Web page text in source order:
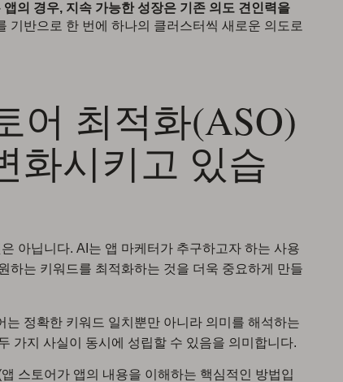
의 경우, 지속 가능한 성장은 기존 의도 견인력을
기반으로 한 번에 하나의 클러스터씩 새로운 의도로
어 최적화(ASO)
화시키고 있습
아닙니다. AI는 앱 마케터가 추구하고자 하는 사용
하는 키워드를 최적화하는 것을 더욱 중요하게 만들
는 정확한 키워드 일치뿐만 아니라 의미를 해석하는
가지 사실이 동시에 성립할 수 있음을 의미합니다.
스토어가 앱의 내용을 이해하는 핵심적인 방법입